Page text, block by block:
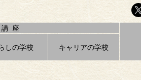
講座
しの学校 キャリアの学校